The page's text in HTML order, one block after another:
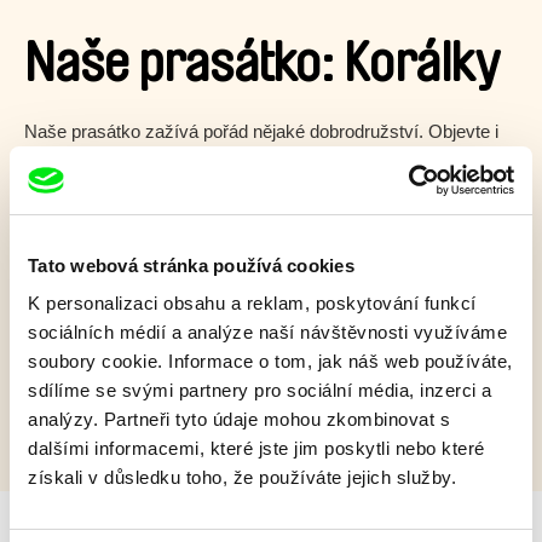
Tato webová stránka používá cookies
K personalizaci obsahu a reklam, poskytování funkcí
sociálních médií a analýze naší návštěvnosti využíváme
soubory cookie. Informace o tom, jak náš web používáte,
sdílíme se svými partnery pro sociální média, inzerci a
analýzy. Partneři tyto údaje mohou zkombinovat s
dalšími informacemi, které jste jim poskytli nebo které
získali v důsledku toho, že používáte jejich služby.
Naše prasátko: Korálky
Naše prasátko zažívá pořád nějaké dobrodružství. Objevte i
Film bohužel není dostupný :(
Omlouváme se, ale tento titul není ve vaší zemi k
dispozici.